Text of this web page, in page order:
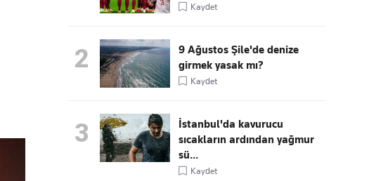
Kaydet
2
9 Ağustos Şile'de denize
girmek yasak mı?
Kaydet
3
İstanbul'da kavurucu
sıcakların ardından yağmur
sü...
Kaydet